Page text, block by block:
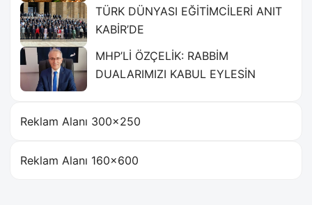
TÜRK DÜNYASI EĞİTİMCİLERİ ANIT
KABİR’DE
MHP’Lİ ÖZÇELİK: RABBİM
DUALARIMIZI KABUL EYLESİN
Reklam Alanı 300×250
Reklam Alanı 160×600